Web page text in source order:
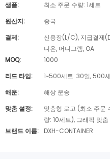
샘플:
최소 주문 수량: 1세트
원산지:
중국
결제:
신용장(L/C), 지급결제
니온, 머니그램, OA
MOQ:
1000
리드 타임:
1~500세트: 30일, 500
해운:
해상 운송
맞춤 설정:
맞춤형 로고 (최소 주문
량: 10세트), 그래픽 맞
브랜드 이름:
DXH-CONTAINER